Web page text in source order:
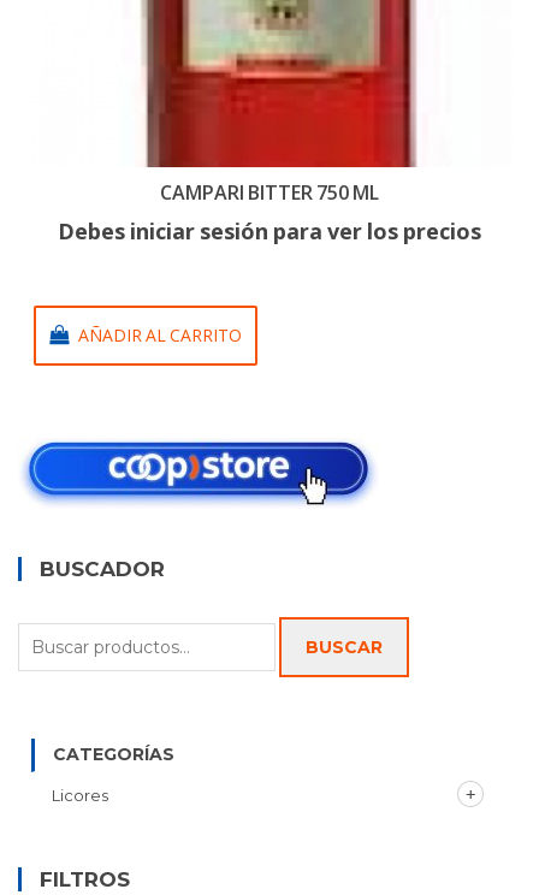
CAMPARI BITTER 750 ML
Debes iniciar sesión para ver los precios
AÑADIR AL CARRITO
BUSCADOR
Buscar
por:
BUSCAR
CATEGORÍAS
Licores
FILTROS